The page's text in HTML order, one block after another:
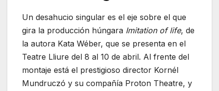
Un desahucio singular es el eje sobre el que
gira la producción húngara Imitation of life, de
la autora Kata Wéber, que se presenta en el
Teatre Lliure del 8 al 10 de abril. Al frente del
montaje está el prestigioso director Kornél
Mundruczó y su compañía Proton Theatre, y